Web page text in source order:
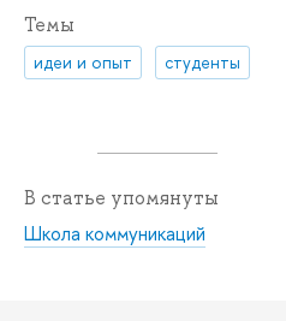
Темы
идеи и опыт студенты
В статье упомянуты
Школа коммуникаций